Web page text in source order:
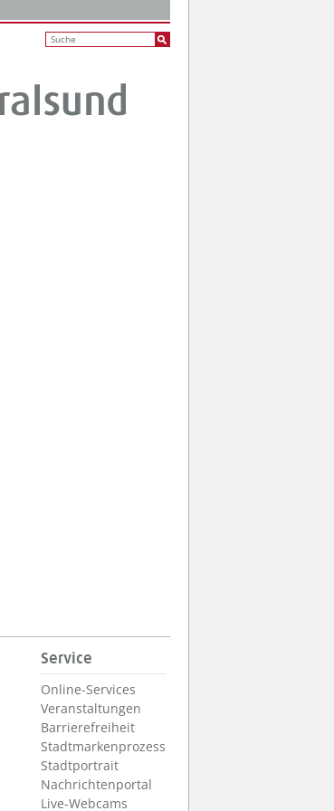
Service
Online-Services
Veranstaltungen
Barrierefreiheit
Stadtmarkenprozess
Stadtportrait
Nachrichtenportal
Live-Webcams